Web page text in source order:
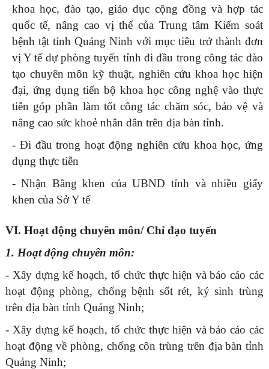
khoa học, đào tạo, giáo dục cộng đồng và hợp tác
quốc tế, nâng cao vị thế của Trung tâm Kiểm soát
bệnh tật tỉnh Quảng Ninh với mục tiêu trở thành đơn
vị Y tế dự phòng tuyến tỉnh đi đầu trong công tác đào
tạo chuyên môn kỹ thuật, nghiên cứu khoa học hiện
đại, ứng dụng tiến bộ khoa học công nghệ vào thực
tiễn góp phần làm tốt công tác chăm sóc, bảo vệ và
nâng cao sức khoẻ nhân dân trên địa bàn tỉnh.
- Đi đầu trong hoạt động nghiên cứu khoa học, ứng
dụng thực tiễn
- Nhận Bằng khen của UBND tỉnh và nhiều giấy
khen của Sở Y tế
VI. Hoạt động chuyên môn/ Chỉ đạo tuyến
1. Hoạt động chuyên môn:
- Xây dựng kế hoạch, tổ chức thực hiện và báo cáo các
hoạt động phòng, chống bệnh sốt rét, ký sinh trùng
trên địa bàn tỉnh Quảng Ninh;
- Xây dựng kế hoạch, tổ chức thực hiện và báo cáo các
hoạt động về phòng, chống côn trùng trên địa bàn tỉnh
Quảng Ninh;